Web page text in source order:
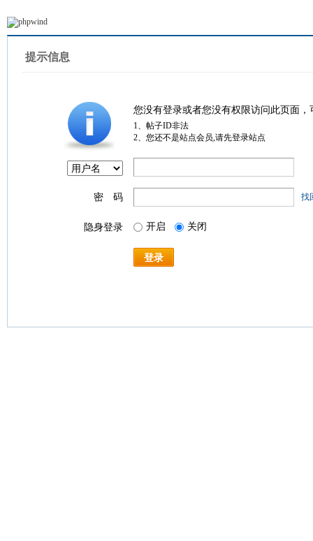
提示信息
您没有登录或者您没有权限访问此页面
1、帖子ID非法
2、您还不是站点会员,请先登录站点
密 码 找
隐身登录 开启 关闭
登录